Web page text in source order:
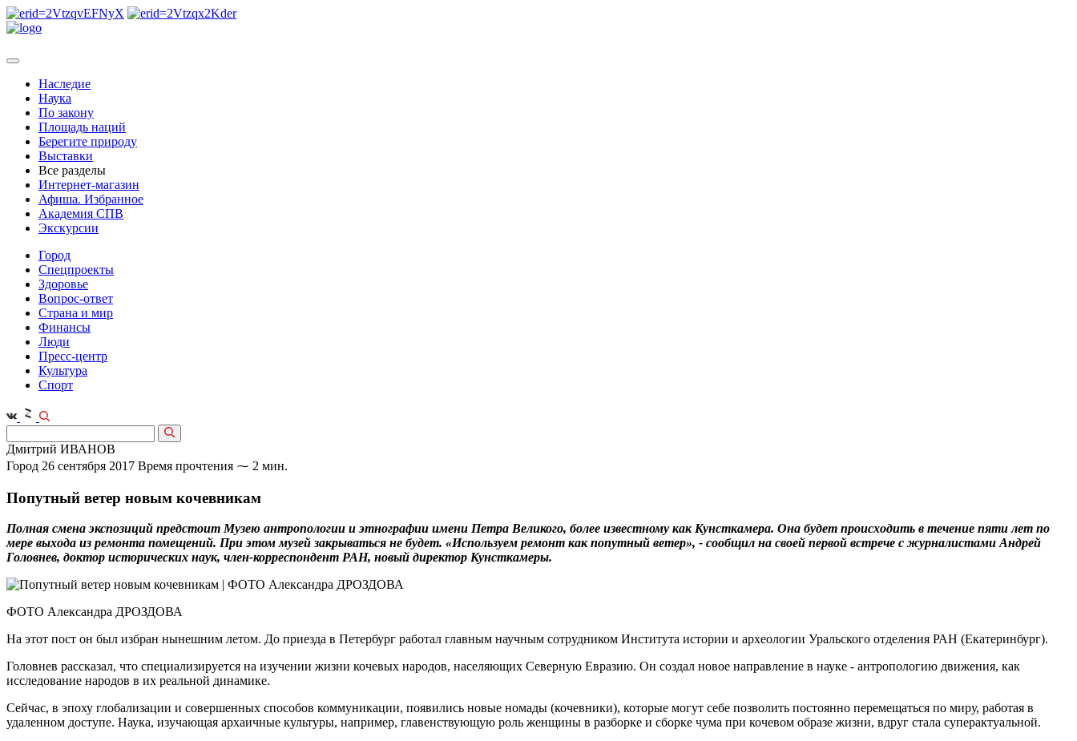
Наследие
Наука
По закону
Площадь наций
Берегите природу
Выставки
Все разделы
Интернет-магазин
Афиша. Избранное
Академия СПВ
Экскурсии
Город
Спецпроекты
Здоровье
Вопрос-ответ
Страна и мир
Финансы
Люди
Пресс-центр
Культура
Спорт
Дмитрий ИВАНОВ
Город 26 сентября 2017 Время прочтения ⁓ 2 мин.
Попутный ветер новым кочевникам
Полная смена экспозиций предстоит Музею антропологии и этнографии имени Петра Великого, более известному как Кунсткамера. Она будет происходить в течение пяти лет по
мере выхода из ремонта помещений. При этом музей закрываться не будет. «Используем ремонт как попутный ветер», - сообщил на своей первой встрече с журналистами Андрей
Головнев, доктор исторических наук, член-корреспондент РАН, новый директор Кунсткамеры.
ФОТО Александра ДРОЗДОВА
На этот пост он был избран нынешним летом. До приезда в Петербург работал главным научным сотрудником Института истории и археологии Уральского отделения РАН (Екатеринбург).
Головнев рассказал, что специализируется на изучении жизни кочевых народов, населяющих Северную Евразию. Он создал новое направление в науке - антропологию движения, как
исследование народов в их реальной динамике.
Сейчас, в эпоху глобализации и совершенных способов коммуникации, появились новые номады (кочевники), которые могут себе позволить постоянно перемещаться по миру, работая в
удаленном доступе. Наука, изучающая архаичные культуры, например, главенствующую роль женщины в разборке и сборке чума при кочевом образе жизни, вдруг стала суперактуальной.